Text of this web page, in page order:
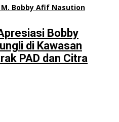
Bobby
di Kawasan
PAD dan Citra